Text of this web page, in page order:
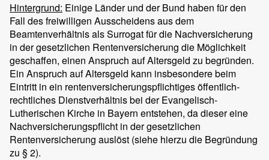
Hintergrund: Einige Länder und der Bund haben für den
Fall des freiwilligen Ausscheidens aus dem
Beamtenverhältnis als Surrogat für die Nachversicherung
in der gesetzlichen Rentenversicherung die Möglichkeit
geschaffen, einen Anspruch auf Altersgeld zu begründen.
Ein Anspruch auf Altersgeld kann insbesondere beim
Eintritt in ein rentenversicherungspflichtiges öffentlich-
rechtliches Dienstverhältnis bei der Evangelisch-
Lutherischen Kirche in Bayern entstehen, da dieser eine
Nachversicherungspflicht in der gesetzlichen
Rentenversicherung auslöst (siehe hierzu die Begründung
zu § 2).